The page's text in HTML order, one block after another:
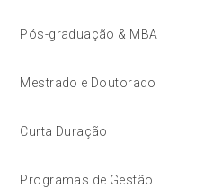
Pós-graduação & MBA
Mestrado e Doutorado
Curta Duração
Programas de Gestão